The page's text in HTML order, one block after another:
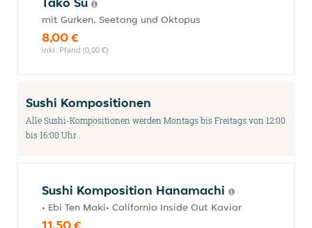
mit Gurken, Seetang und Oktopus
8,00 €
inkl. Pfand (0,00 €)
Sushi Kompositionen
Alle Sushi-Kompositionen werden Montags bis Freitags von 12:00
bis 16:00 Uhr .
Sushi Komposition Hanamachi
• Ebi Ten Maki• California Inside Out Kaviar